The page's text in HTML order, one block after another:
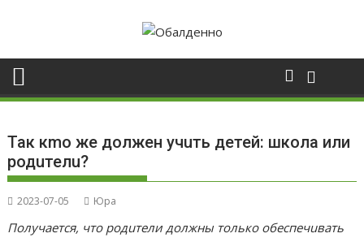
Так кmо же должен учuть детей: школа или
родuтелu?
2023-07-05 Юра
Получается, что родuтели должны только обеспечuвать